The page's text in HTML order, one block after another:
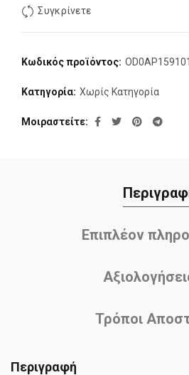
Συγκρίνετε
Κωδικός προϊόντος:
Κατηγορία: Χωρίς Κατηγορία
Μοιραστείτε
Επιπλέον
Τρόποι
Περιγραφή